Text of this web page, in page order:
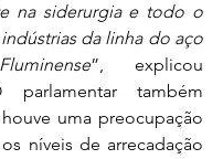
na siderurgia e todo o
da linha do aço
”, explicou
parlamentar também
uma preocupação
níveis de arrecadação